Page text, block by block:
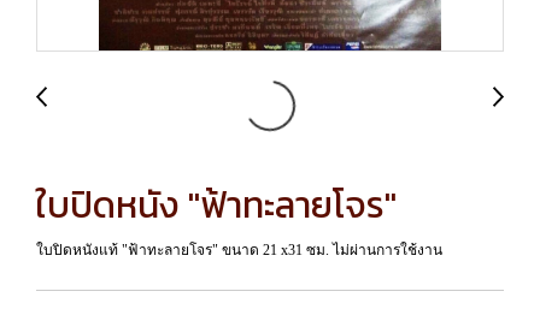
ใบปิดหนัง "ฟ้าทะลายโจร"
ใบปิดหนังแท้ "ฟ้าทะลายโจร" ขนาด 21 x31 ซม. ไม่ผ่านการใช้งาน